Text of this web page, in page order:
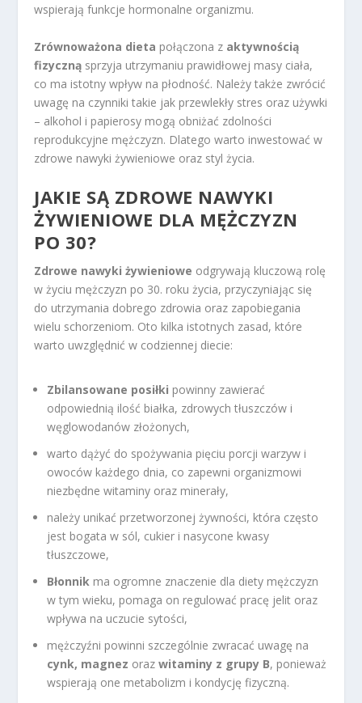
wspierają funkcje hormonalne organizmu.
Zrównoważona dieta połączona z aktywnością
fizyczną sprzyja utrzymaniu prawidłowej masy ciała,
co ma istotny wpływ na płodność. Należy także zwrócić
uwagę na czynniki takie jak przewlekły stres oraz używki
– alkohol i papierosy mogą obniżać zdolności
reprodukcyjne mężczyzn. Dlatego warto inwestować w
zdrowe nawyki żywieniowe oraz styl życia.
JAKIE SĄ ZDROWE NAWYKI
ŻYWIENIOWE DLA MĘŻCZYZN
PO 30?
Zdrowe nawyki żywieniowe odgrywają kluczową rolę
w życiu mężczyzn po 30. roku życia, przyczyniając się
do utrzymania dobrego zdrowia oraz zapobiegania
wielu schorzeniom. Oto kilka istotnych zasad, które
warto uwzględnić w codziennej diecie:
Zbilansowane posiłki powinny zawierać
odpowiednią ilość białka, zdrowych tłuszczów i
węglowodanów złożonych,
warto dążyć do spożywania pięciu porcji warzyw i
owoców każdego dnia, co zapewni organizmowi
niezbędne witaminy oraz minerały,
należy unikać przetworzonej żywności, która często
jest bogata w sól, cukier i nasycone kwasy
tłuszczowe,
Błonnik ma ogromne znaczenie dla diety mężczyzn
w tym wieku, pomaga on regulować pracę jelit oraz
wpływa na uczucie sytości,
mężczyźni powinni szczególnie zwracać uwagę na
cynk, magnez orazwitaminy z grupy B, ponieważ
wspierają one metabolizm i kondycję fizyczną.